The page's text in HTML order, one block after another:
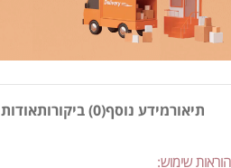
תיאורמידע נוסף(0) ביקורות
הוראות שימוש: